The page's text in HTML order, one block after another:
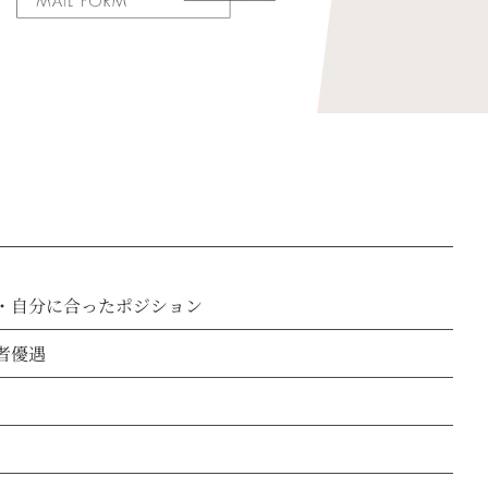
自分に合ったポジション
優遇